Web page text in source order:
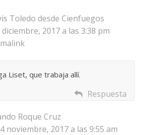
Toledo desde Cienfuegos
diciembre, 2017 a las 3:38 pm
Liset, que trabaja allí.
Respuesta
Roque Cruz
noviembre, 2017 a las 9:55 am